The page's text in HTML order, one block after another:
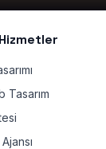
Tasarım